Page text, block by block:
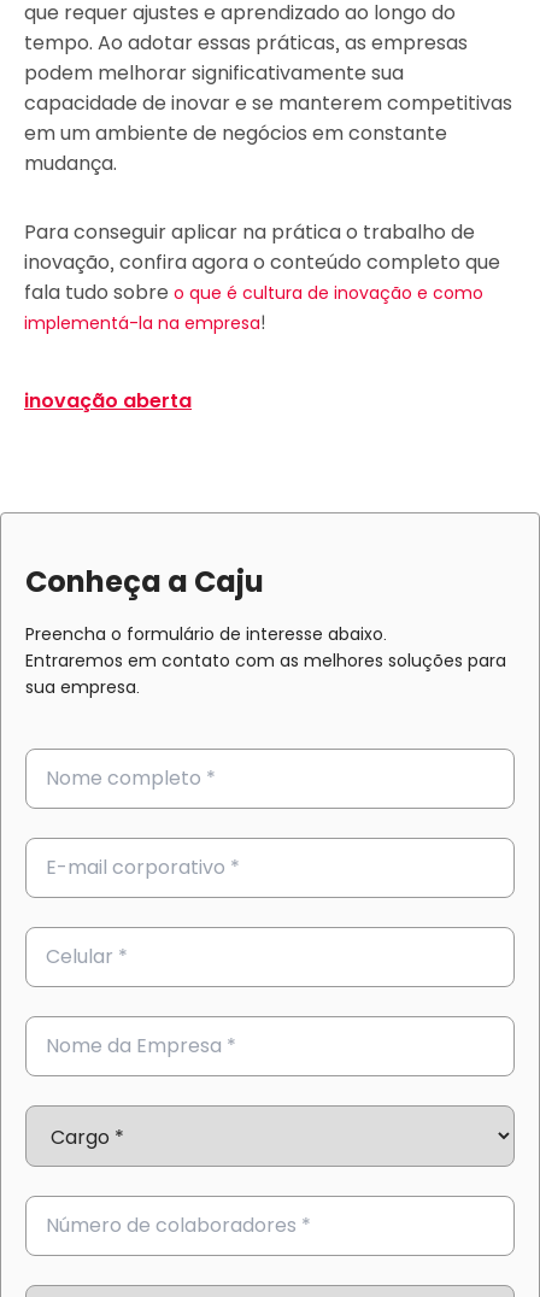
que requer ajustes e aprendizado ao longo do
tempo. Ao adotar essas práticas, as empresas
podem melhorar significativamente sua
capacidade de inovar e se manterem competitivas
em um ambiente de negócios em constante
mudança.
Para conseguir aplicar na prática o trabalho de
inovação, confira agora o conteúdo completo que
fala tudo sobre o que é cultura de inovação e como
implementá-la na empresa!
inovação aberta
Conheça a Caju
Preencha o formulário de interesse abaixo.
Entraremos em contato com as melhores soluções para
sua empresa.